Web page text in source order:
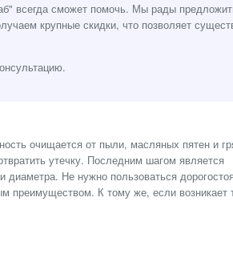
всегда сможет помочь. Мы рады
крупные скидки, что позволяет
очищается от пыли, масляных пятен и
утечку. Последним шагом является
диаметра. Не нужно пользоваться
преимуществом. К тому же, если возникает